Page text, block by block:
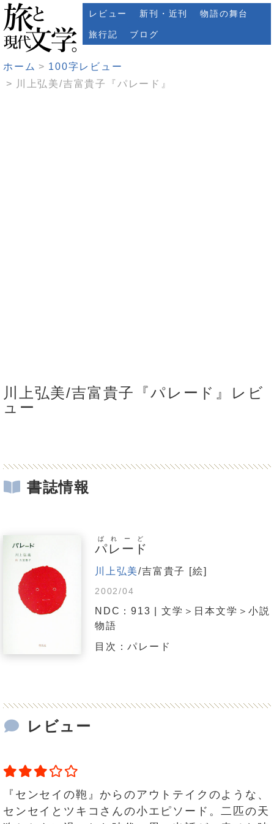
レビュー 新刊・近刊 物語の舞台
旅行記 ブログ
ホーム
100字レビュー
川上弘美/吉富貴子『パレード』
川上弘美/吉富貴子『パレード』レビ
ュー
書誌情報
パレード
ぱれーど
川上弘美/吉富貴子 [絵]
2002/04
NDC：913 | 文学＞日本文学＞小説
物語
目次：パレード
レビュー
『センセイの鞄』からのアウトテイクのような、
センセイとツキコさんの小エピソード。二匹の天